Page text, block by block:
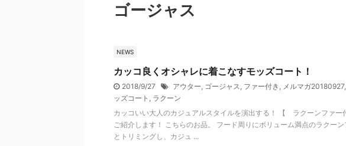
ゴージャス
NEWS
カッコ良くオシャレに着こなすモッズコート！
2018/9/27 アウター, ゴージャス, ファー付き , メルマガ20180927,
ッズコート , ラクーン
カッコいい大人のカジュアルスタイルを演出する！ 【 ラクーンファ
ご紹介します！ こちらのお品。 フード周りにボリューム満点のラクー
とトリミングし、カジュ ...